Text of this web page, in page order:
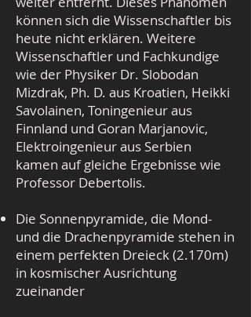
können sich die Wissenschaftler bis
heute nicht erklären. Weitere
Wissenschaftler und Fachkundige
wie der Physiker Dr. Slobodan
Mizdrak, Ph. D. aus Kroatien, Heikki
Savolainen, Toningenieur aus
Finnland und Goran Marjanovic,
Elektroingenieur aus Serbien
kamen auf gleiche Ergebnisse wie
Professor Debertolis.
Die Sonnenpyramide, die Mond-
und die Drachenpyramide stehen in
einem perfekten Dreieck (2.170m)
in kosmischer Ausrichtung
zueinander